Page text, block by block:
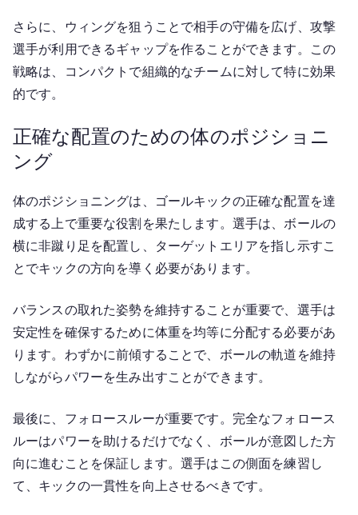
さらに、ウィングを狙うことで相手の守備を広げ、攻撃
選手が利用できるギャップを作ることができます。この
戦略は、コンパクトで組織的なチームに対して特に効果
的です。
正確な配置のための体のポジショニ
ング
体のポジショニングは、ゴールキックの正確な配置を達
成する上で重要な役割を果たします。選手は、ボールの
横に非蹴り足を配置し、ターゲットエリアを指し示すこ
とでキックの方向を導く必要があります。
バランスの取れた姿勢を維持することが重要で、選手は
安定性を確保するために体重を均等に分配する必要があ
ります。わずかに前傾することで、ボールの軌道を維持
しながらパワーを生み出すことができます。
最後に、フォロースルーが重要です。完全なフォロース
ルーはパワーを助けるだけでなく、ボールが意図した方
向に進むことを保証します。選手はこの側面を練習し
て、キックの一貫性を向上させるべきです。